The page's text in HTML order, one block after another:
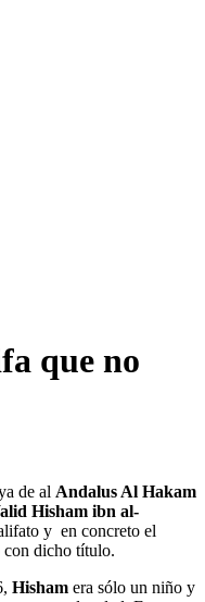
que no
de al Andalus Al Hakam
Hisham ibn al-
y en concreto el
con dicho título.
Hisham era sólo un niño y